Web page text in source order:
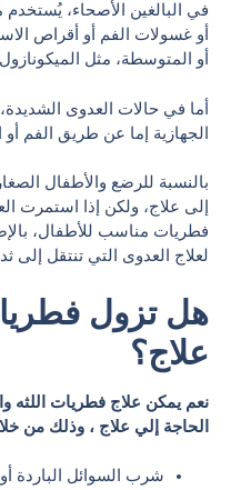
في البالغين الأصحاء،
أو غسولات الفم أو أقراص
أو المتوسطة، مثل
أما في حالات العدوى
الجهازية إما عن طريق الفم أو
بالنسبة للرضع والأطفال
إلى علاج، ولكن إذا استمرت
فطريات مناسب للأطفال،
لعلاج العدوى التي تنتقل إلى
هل تزول
علاج؟
نعم يمكن علاج فطريات
الحاجة إلي علاج ، وذلك من
شرب السوائل الباردة